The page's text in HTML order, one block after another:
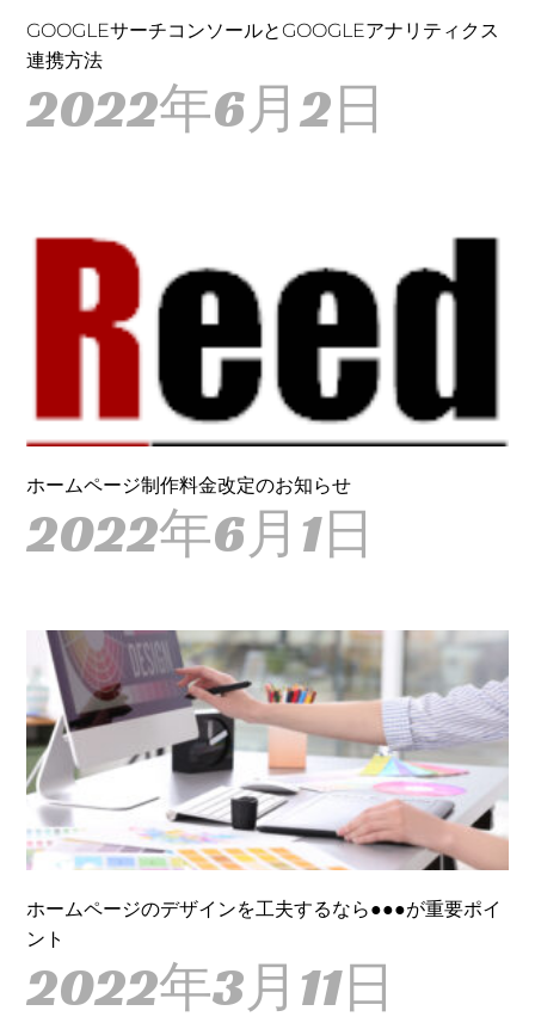
GOOGLEサーチコンソールとGOOGLEアナリティクス
連携方法
2022年6月2日
ホームページ制作料金改定のお知らせ
2022年6月1日
ホームページのデザインを工夫するなら●●●が重要ポイ
ント
2022年3月11日